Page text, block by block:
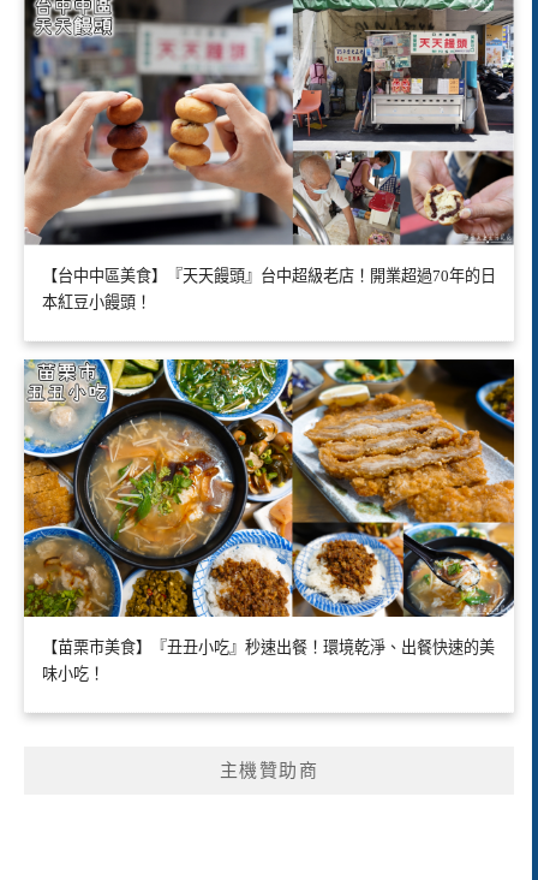
【台中中區美食】『天天饅頭』台中超級老店！開業超過70年的日
本紅豆小饅頭！
【苗栗市美食】『丑丑小吃』秒速出餐！環境乾淨、出餐快速的美
味小吃！
主機贊助商